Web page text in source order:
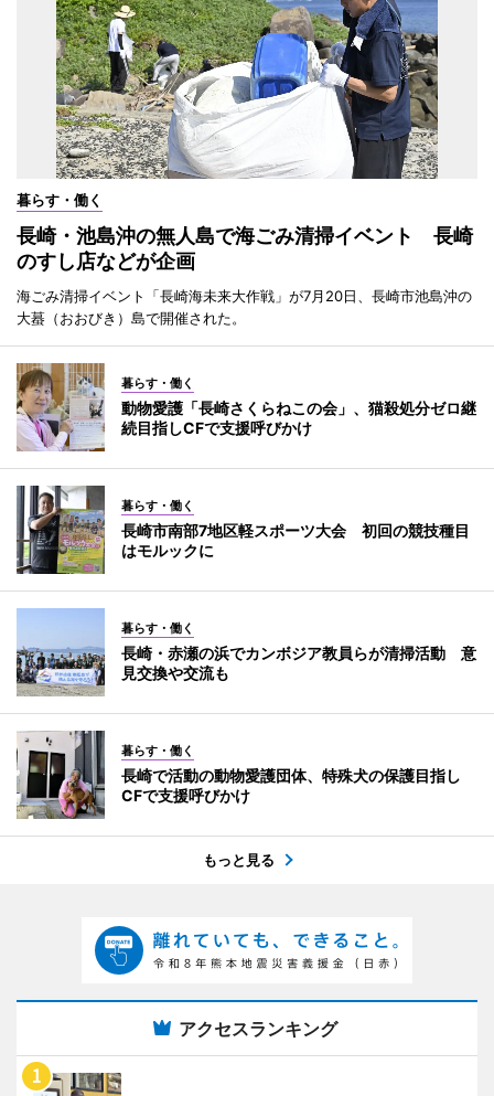
暮らす・働く
長崎・池島沖の無人島で海ごみ清掃イベント 長崎
のすし店などが企画
海ごみ清掃イベント「長崎海未来大作戦」が7月20日、長崎市池島沖の
大蟇（おおびき）島で開催された。
暮らす・働く
動物愛護「長崎さくらねこの会」、猫殺処分ゼロ継
続目指しCFで支援呼びかけ
暮らす・働く
長崎市南部7地区軽スポーツ大会 初回の競技種目
はモルックに
暮らす・働く
長崎・赤瀬の浜でカンボジア教員らが清掃活動 意
見交換や交流も
暮らす・働く
長崎で活動の動物愛護団体、特殊犬の保護目指し
CFで支援呼びかけ
もっと見る
アクセスランキング